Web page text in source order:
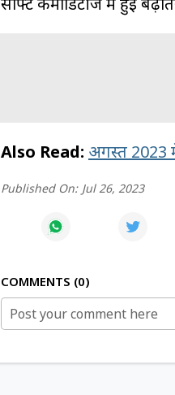
Also Read: अगस्त 2023
Published On: Jul 26, 2023
COMMENTS 0